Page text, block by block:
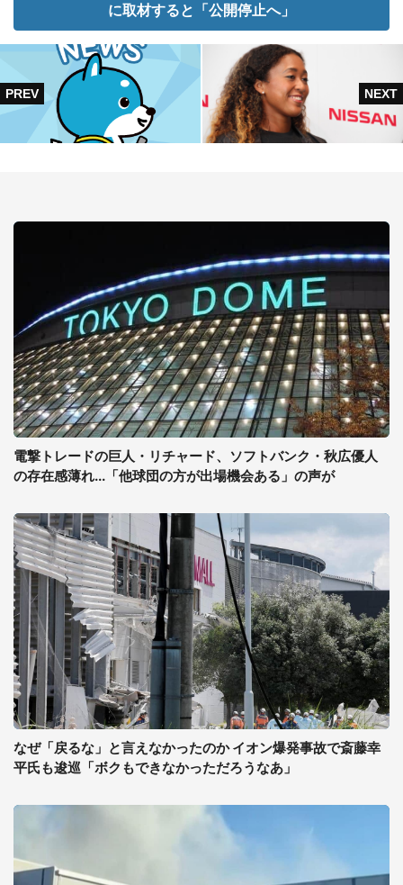
に取材すると「公開停止へ」
電撃トレードの巨人・リチャード、ソフトバンク・秋広優人
の存在感薄れ...「他球団の方が出場機会ある」の声が
なぜ「戻るな」と言えなかったのか イオン爆発事故で斎藤幸
平氏も逡巡「ボクもできなかっただろうなあ」